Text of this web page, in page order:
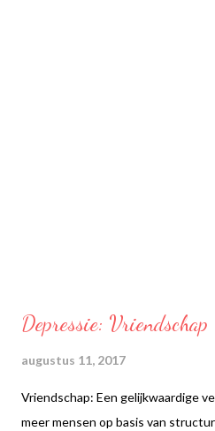
Depressie: Vriendschap
augustus 11, 2017
Vriendschap: Een gelijkwaardige
meer mensen op basis van